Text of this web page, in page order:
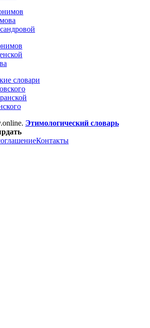
словари
Этимологический словарь
Контакты